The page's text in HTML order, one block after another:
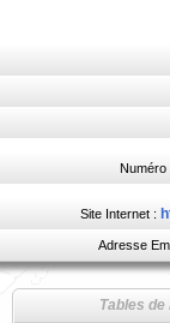
Numéro
Site Internet :
Adresse
Tables